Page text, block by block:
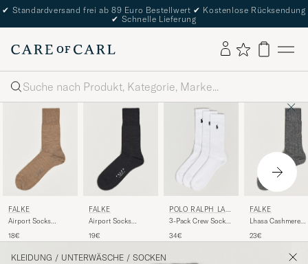
✔ Standardversand frei ab 89 Euro Bestellwert ✔ Kostenlose Rücksendung
✔ Schnelle Lieferung
Suche
FALKE
Airport Socks
18€
FALKE
Airport Socks
19€
POLO RALPH LAU
REN
3-Pack Crew Sock
34€
FALKE
Lhasa Cashmere
23€
KLEIDUNG / UNTERWÄSCHE / SOCKEN